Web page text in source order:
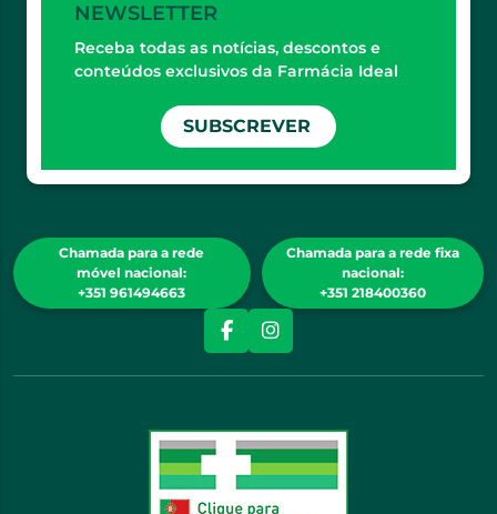
NEWSLETTER
Receba todas as notícias, descontos e
conteúdos exclusivos da Farmácia Ideal
SUBSCREVER
Chamada para a rede
móvel nacional:
+351 961494663
Chamada para a rede fixa
nacional:
+351 218400360